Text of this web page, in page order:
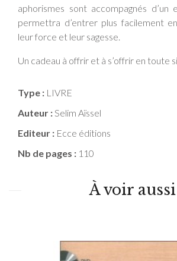
aphorismes sont accompagnés d’un
permettra d’entrer plus facilement
leur force et leur sagesse.
Un cadeau à offrir et à s’offrir en toute
Type : LIVRE
Auteur :Selim Aïssel
Editeur : Ecce éditions
Nb de pages : 110
À voir aussi